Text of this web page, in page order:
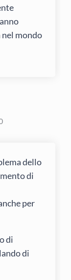
nel mondo
dello
di
per
di
di